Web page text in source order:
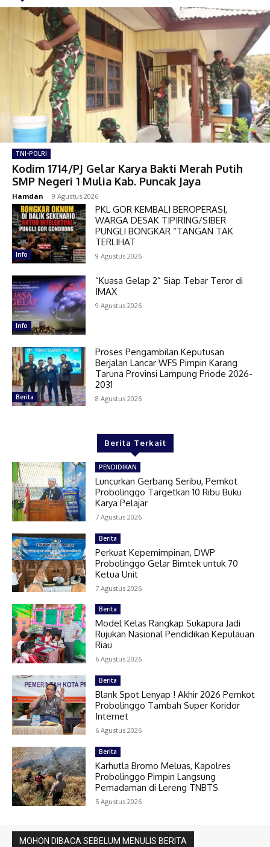
TNI-POLRI
Kodim 1714/PJ Gelar Karya Bakti Merah Putih
SMP Negeri 1 Mulia Kab. Puncak Jaya
Hamdan - 9 Agustus 2026
Info
PKL GOR KEMBALI BEROPERASI,
WARGA DESAK TIPIRING/SIBER
PUNGLI BONGKAR “TANGAN TAK
TERLIHAT
9 Agustus 2026
Info
“Kuasa Gelap 2” Siap Tebar Teror di
IMAX
9 Agustus 2026
Berita
Proses Pengambilan Keputusan
Berjalan Lancar WFS Pimpin Karang
Taruna Provinsi Lampung Priode 2026-
2031
8 Agustus 2026
Berita Terkait
PENDIDIKAN
Luncurkan Gerbang Seribu, Pemkot
Probolinggo Targetkan 10 Ribu Buku
Karya Pelajar
7 Agustus 2026
Berita
Perkuat Kepemimpinan, DWP
Probolinggo Gelar Bimtek untuk 70
Ketua Unit
7 Agustus 2026
Berita
Model Kelas Rangkap Sukapura Jadi
Rujukan Nasional Pendidikan Kepulauan
Riau
6 Agustus 2026
Berita
Blank Spot Lenyap ! Akhir 2026 Pemkot
Probolinggo Tambah Super Koridor
Internet
6 Agustus 2026
Berita
Karhutla Bromo Meluas, Kapolres
Probolinggo Pimpin Langsung
Pemadaman di Lereng TNBTS
5 Agustus 2026
MOHON DIBACA SEBELUM MENULIS BERITA